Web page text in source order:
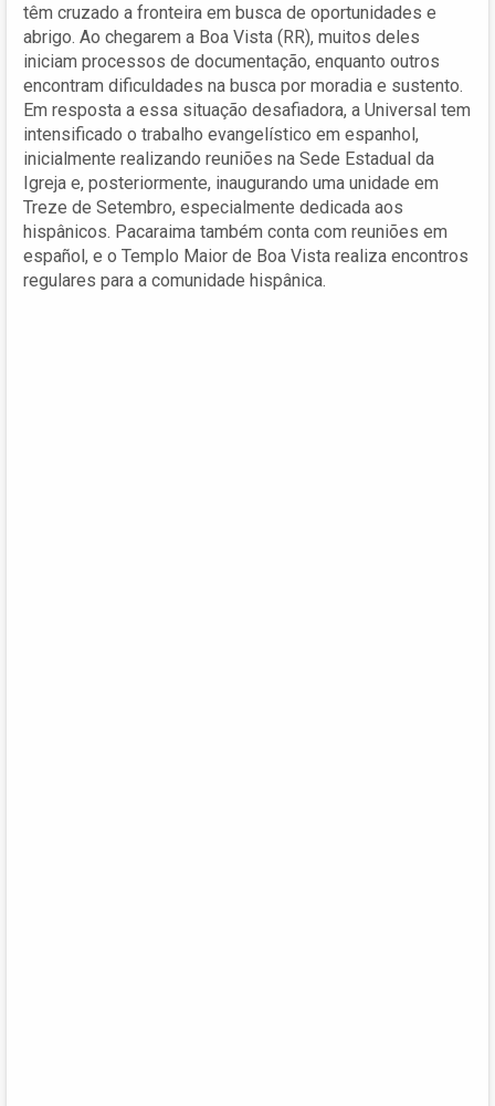
têm cruzado a fronteira em busca de oportunidades e
abrigo. Ao chegarem a Boa Vista (RR), muitos deles
iniciam processos de documentação, enquanto outros
encontram dificuldades na busca por moradia e sustento.
Em resposta a essa situação desafiadora, a Universal tem
intensificado o trabalho evangelístico em espanhol,
inicialmente realizando reuniões na Sede Estadual da
Igreja e, posteriormente, inaugurando uma unidade em
Treze de Setembro, especialmente dedicada aos
hispânicos. Pacaraima também conta com reuniões em
español, e o Templo Maior de Boa Vista realiza encontros
regulares para a comunidade hispânica.